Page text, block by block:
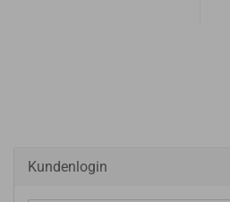
Kundenlogin